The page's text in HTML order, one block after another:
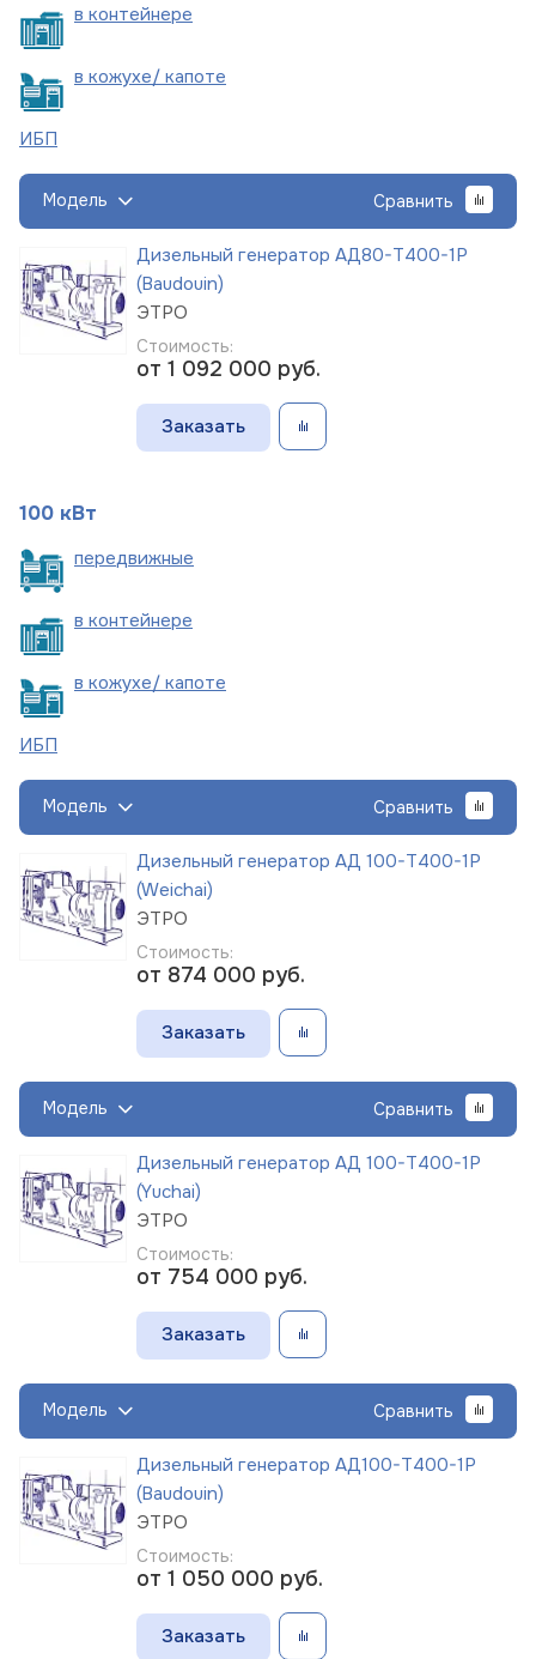
в контейнере
в кожухе/ капоте
ИБП
Модель Сравнить
Дизельный генератор АД80-Т400-1Р
(Baudouin)
ЭТРО
Стоимость:
от 1 092 000 руб.
Заказать
100 кВт
передвижные
в контейнере
в кожухе/ капоте
ИБП
Модель Сравнить
Дизельный генератор АД 100-Т400-1Р
(Weichai)
ЭТРО
Стоимость:
от 874 000 руб.
Заказать
Модель Сравнить
Дизельный генератор АД 100-Т400-1Р
(Yuchai)
ЭТРО
Стоимость:
от 754 000 руб.
Заказать
Модель Сравнить
Дизельный генератор АД100-Т400-1Р
(Baudouin)
ЭТРО
Стоимость:
от 1 050 000 руб.
Заказать